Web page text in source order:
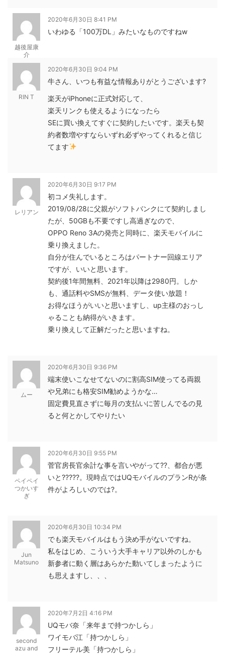
越後屋康
介
2020年6月30日 8:41 PM
いわゆる「100万DL」みたいなものですねw
RIN T
2020年6月30日 9:04 PM
牛さん、いつも有益な情報ありがとうございます?
楽天がiPhoneに正式対応して、
楽天リンクも使えるようになったら
SEに買い換えてすぐに契約したいです。楽天も契
約者数増やすならいずれ必ずやってくれると信じ
てます
レリアン
2020年6月30日 9:17 PM
初コメ失礼します。
2019/08/28に父親がソフトバンクにて契約しまし
たが、50GBも不要ですし高過ぎなので、
OPPO Reno 3Aの発売と同時に、楽天モバイルに
乗り換えました。
自分が住んでいるところはパートナー回線エリア
ですが、いいと思います。
契約後1年間無料、2021年以降は2980円。しか
も、通話料やSMSが無料、データ使い放題！
お得なほうがいいと思いますし、up主様のおっし
ゃることも納得がいきます。
乗り換えして正解だったと思いますね。
ムー
2020年6月30日 9:36 PM
端末使いこなせてないのに割高SIM使ってる両親
や兄弟にも格安SIM勧めようかな…
固定費見直さずに毎月の支払いに苦しんでるの見
ると何とかしてやりたい
ペイペイ
つかいす
ぎ
2020年6月30日 9:55 PM
菅官房長官余計な事を言いやがって??、都合が悪
いと?????。現時点ではUQモバイルのプランRが条
件がよろしいのでは?。
Jun
Matsuno
2020年6月30日 10:34 PM
でも楽天モバイルはもう決め手がないですね。
私をはじめ、こういう大手キャリア以外のしかも
新参者に動く層はあらかた動いてしまったように
も思えますし、、、
second
azu and
2020年7月2日 4:16 PM
UQモバ奈「来年まで持つかしら」
ワイモバ江「持つかしら」
フリーテル美「持つかしら」